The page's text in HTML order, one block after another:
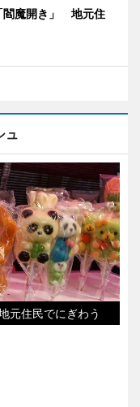
閻魔開き」 地元住
ュ
元住民でにぎわう